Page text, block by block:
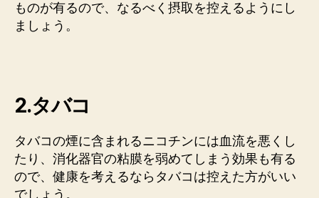
ものが有るので、なるべく摂取を控えるようにし
ましょう。
2.タバコ
タバコの煙に含まれるニコチンには血流を悪くし
たり、消化器官の粘膜を弱めてしまう効果も有る
ので、健康を考えるならタバコは控えた方がいい
でしょう。